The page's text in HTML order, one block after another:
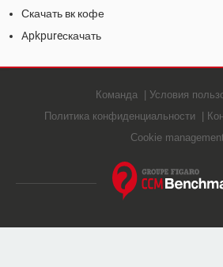
Скачать вк кофе
Apkpureскачать
Команда
Условия
Политика конфиденциальности
Cookie management